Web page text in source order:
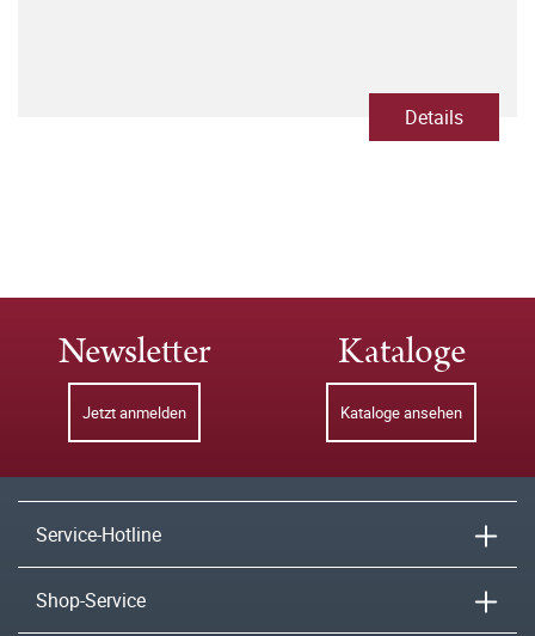
Details
Newsletter
Jetzt anmelden
Kataloge
Kataloge ansehen
Service-Hotline
Shop-Service